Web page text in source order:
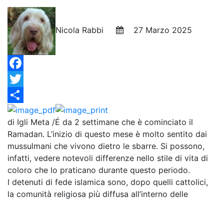
Nicola Rabbi 27 Marzo 2025
Facebook
Twitter
Condividi
di Igli Meta /É da 2 settimane che è cominciato il
Ramadan. L’inizio di questo mese è molto sentito dai
mussulmani che vivono dietro le sbarre. Si possono,
infatti, vedere notevoli differenze nello stile di vita di
coloro che lo praticano durante questo periodo.
I detenuti di fede islamica sono, dopo quelli cattolici,
la comunità religiosa più diffusa all’interno delle